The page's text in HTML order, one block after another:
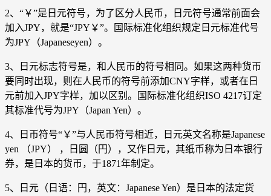
2、“￥”是日元符号，为了区分人民币，日元符号通常前面会
加入JPY，就是“JPY￥”。国际标准化组织规定日元标准代号
为JPY（Japaneseyen）。
3、日元标志符号是，和人民币的符号相同。如果这两种货币
要同时出现，则在人民币的符号前添加CNY字样，或者在日
元前加入JPY字样，加以区别。国际标准化组织ISO 4217订定
其标准代号为JPY（Japan Yen）。
4、日币符号“￥”与人民币符号相近，日元英文名称是Japanese
yen （JPY） ，日圆（円），又作日元，其纸币称为日本银行
券，是日本的货币，于1871年制定。
5、日元（日语：円，英文：Japanese Yen）是日本的法定货